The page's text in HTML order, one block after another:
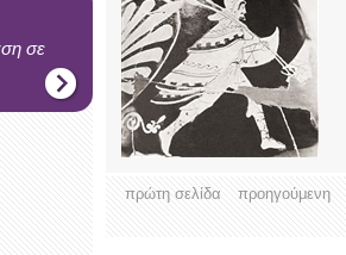
σε
πρώτη σελίδα προηγούμενη